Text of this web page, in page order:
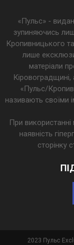
«Пульс» -
зупиняючись
Кропивницького та
лише
матеріали
«Пульс/
називають своїми
При
наявність
сторінку
2023 Пульс